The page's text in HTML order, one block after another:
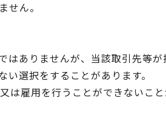
ん。
ありませんが、当該取引先等
選択をすることがあります。
は雇用を行うことができないこ